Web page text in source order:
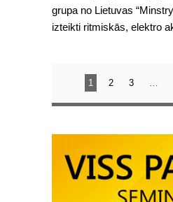
grupa no Lietuvas
izteikti ritmiskās, elektro
1 2 3 …